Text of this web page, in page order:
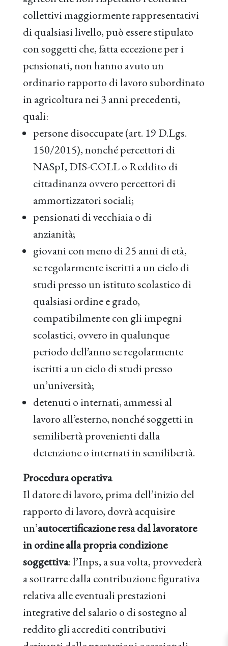
collettivi maggiormente rappresentativi
di qualsiasi livello, può essere stipulato
con soggetti che, fatta eccezione per i
pensionati, non hanno avuto un
ordinario rapporto di lavoro subordinato
in agricoltura nei 3 anni precedenti,
quali:
persone disoccupate (art. 19 D.Lgs.
150/2015), nonché percettori di
NASpI, DIS-COLL o Reddito di
cittadinanza ovvero percettori di
ammortizzatori sociali;
pensionati di vecchiaia o di
anzianità;
giovani con meno di 25 anni di età,
se regolarmente iscritti a un ciclo di
studi presso un istituto scolastico di
qualsiasi ordine e grado,
compatibilmente con gli impegni
scolastici, ovvero in qualunque
periodo dell’anno se regolarmente
iscritti a un ciclo di studi presso
un’università;
detenuti o internati, ammessi al
lavoro all’esterno, nonché soggetti in
semilibertà provenienti dalla
detenzione o internati in semilibertà.
Procedura operativa
Il datore di lavoro, prima dell’inizio del
rapporto di lavoro, dovrà acquisire
un’autocertificazione resa dal lavoratore
in ordine alla propria condizione
soggettiva: l’Inps, a sua volta, provvederà
a sottrarre dalla contribuzione figurativa
relativa alle eventuali prestazioni
integrative del salario o di sostegno al
reddito gli accrediti contributivi